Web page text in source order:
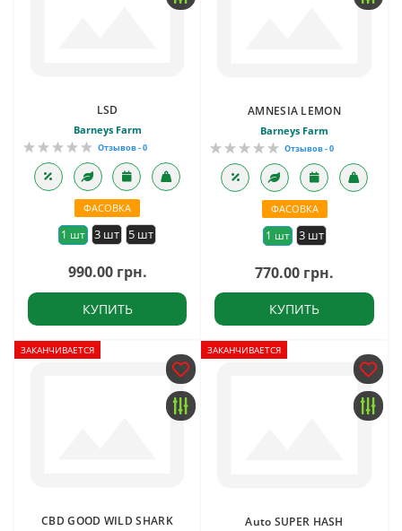
LSD
Barneys Farm
Отзывов - 0
ФАСОВКА
1 шт 3 шт 5 шт
990.00 грн.
КУПИТЬ
AMNESIA LEMON
Barneys Farm
Отзывов - 0
ФАСОВКА
1 шт 3 шт
770.00 грн.
КУПИТЬ
ЗАКАНЧИВАЕТСЯ
CBD GOOD WILD SHARK
ЗАКАНЧИВАЕТСЯ
Auto SUPER HASH